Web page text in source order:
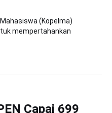
(Kopelma)
mempertahankan
Capai 699